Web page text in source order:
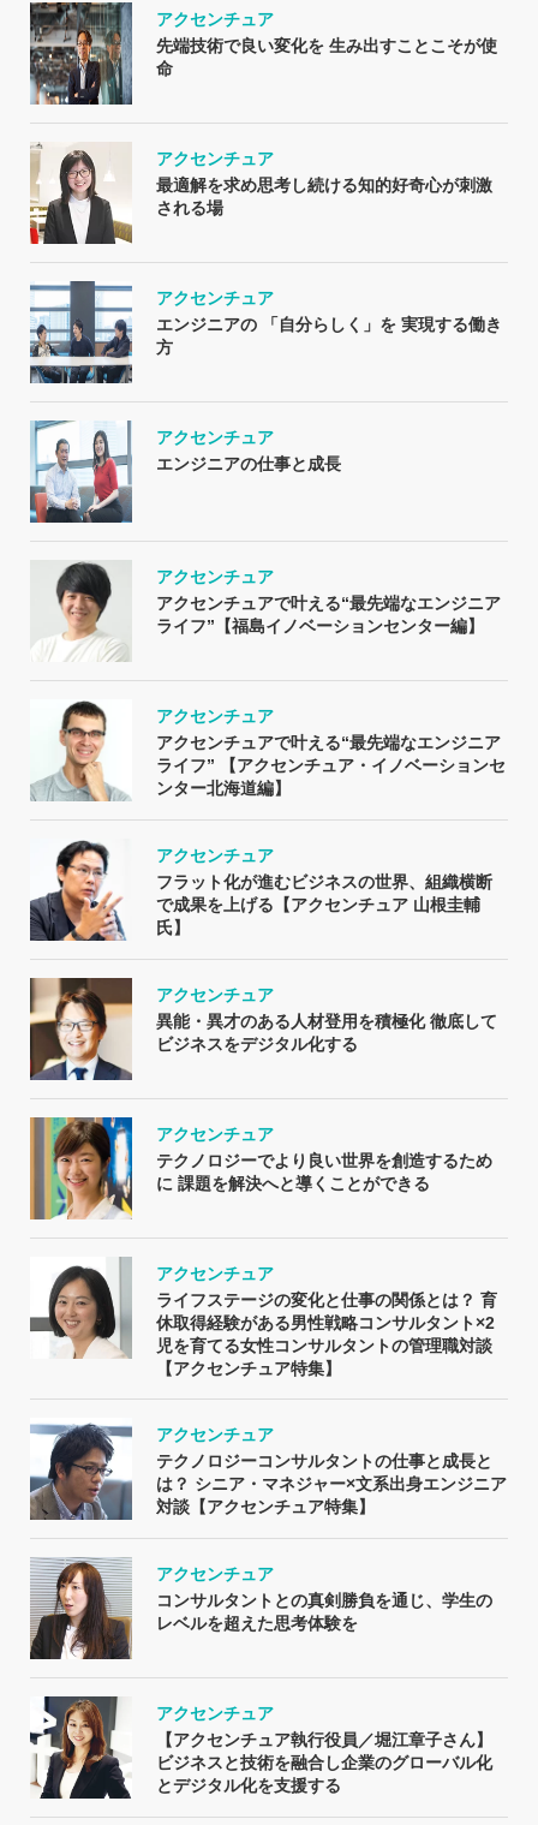
アクセンチュア
先端技術で良い変化を 生み出すことこそが使
命
アクセンチュア
最適解を求め思考し続ける知的好奇心が刺激
される場
アクセンチュア
エンジニアの 「自分らしく」を 実現する働き
方
アクセンチュア
エンジニアの仕事と成長
アクセンチュア
アクセンチュアで叶える“最先端なエンジニア
ライフ”【福島イノベーションセンター編】
アクセンチュア
アクセンチュアで叶える“最先端なエンジニア
ライフ” 【アクセンチュア・イノベーションセ
ンター北海道編】
アクセンチュア
フラット化が進むビジネスの世界、組織横断
で成果を上げる【アクセンチュア 山根圭輔
氏】
アクセンチュア
異能・異才のある人材登用を積極化 徹底して
ビジネスをデジタル化する
アクセンチュア
テクノロジーでより良い世界を創造するため
に 課題を解決へと導くことができる
アクセンチュア
ライフステージの変化と仕事の関係とは？ 育
休取得経験がある男性戦略コンサルタント×2
児を育てる女性コンサルタントの管理職対談
【アクセンチュア特集】
アクセンチュア
テクノロジーコンサルタントの仕事と成長と
は？ シニア・マネジャー×文系出身エンジニア
対談【アクセンチュア特集】
アクセンチュア
コンサルタントとの真剣勝負を通じ、学生の
レベルを超えた思考体験を
アクセンチュア
【アクセンチュア執行役員／堀江章子さん】
ビジネスと技術を融合し企業のグローバル化
とデジタル化を支援する